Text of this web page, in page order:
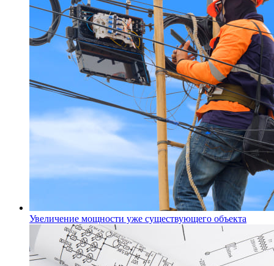
Увеличение мощности уже существующего объекта